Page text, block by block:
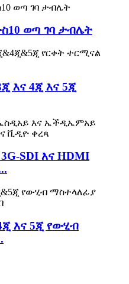
ወጣ ገባ ታብሌት
እና 4ጂ እና 5ጂ
SDI እና HDMI
እና 5ጂ የውሂብ